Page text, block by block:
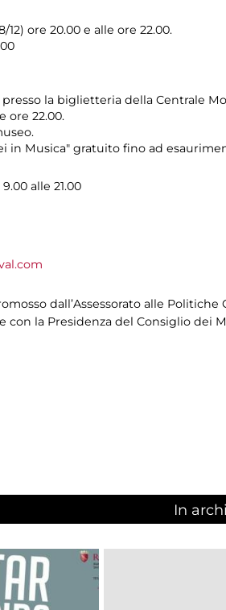
ore 20.00 e alle ore 22.00.
la biglietteria della Centrale
ore 22.00.
in Musica" gratuito fino ad
alle 21.00
dall’Assessorato alle
con la Presidenza del Consiglio
In